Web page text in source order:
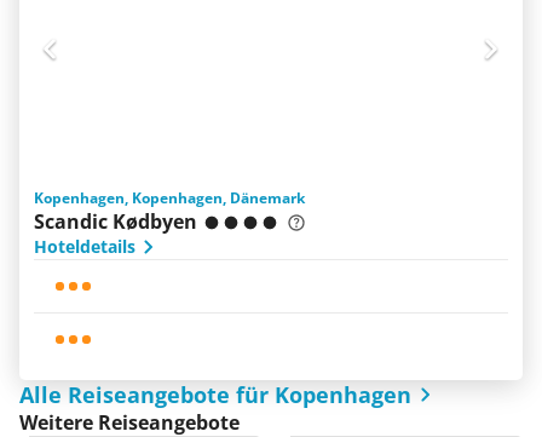
Kopenhagen, Kopenhagen, Dänemark
Scandic Kødbyen
Hoteldetails
Alle Reiseangebote für Kopenhagen
Weitere Reiseangebote